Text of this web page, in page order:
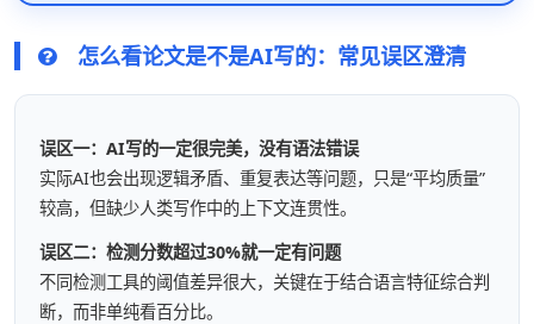
怎么看论文是不是AI写的：常见误区澄清
误区一：AI写的一定很完美，没有语法错误
实际AI也会出现逻辑矛盾、重复表达等问题，只是“平均质量”
较高，但缺少人类写作中的上下文连贯性。
误区二：检测分数超过30%就一定有问题
不同检测工具的阈值差异很大，关键在于结合语言特征综合判
断，而非单纯看百分比。